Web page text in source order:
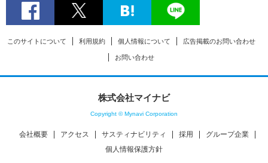
このサイトについて 利用規約 個人情報について 広告掲載のお問い合わせ
お問い合わせ
株式会社マイナビ
Copyright © Mynavi Corporation
会社概要 アクセス サスティナビリティ 採用
グループ企業
個人情報保護方針